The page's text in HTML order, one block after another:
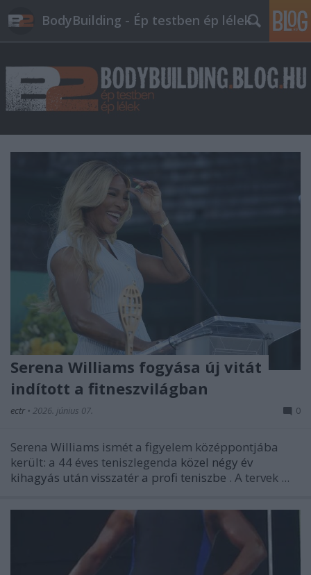
BodyBuilding - Ép testben ép lélek
Serena Williams fogyása új vitát
indított a fitneszvilágban
ectr • 2026. június 07. 0
Serena Williams ismét a figyelem középpontjába
került: a 44 éves teniszlegenda közel négy év
kihagyás után visszatér a profi teniszbe . A tervek ...